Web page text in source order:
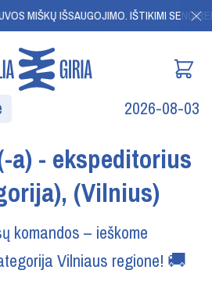
MIŠKŲ IŠSAUGOJIMO.IŠTIKIMI
2026-08-03
a) - ekspeditorius
(Vilnius)
komandos – ieškome
Vilniaus regione! 🚚